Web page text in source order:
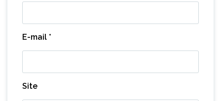
E-mail *
Site